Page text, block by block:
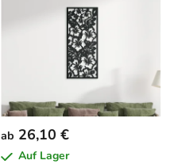
ab 26,10 €
Auf Lager